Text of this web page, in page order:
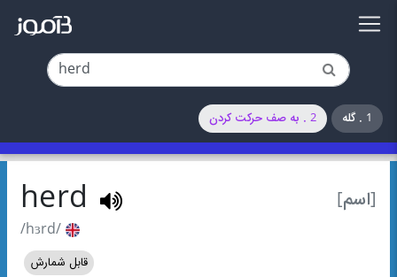
1 . گله 2 . به صف حرکت کردن
[اسم] herd
/hɜrd/
قابل شمارش